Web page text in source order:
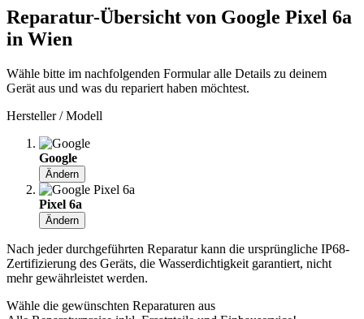
Reparatur-Übersicht von Google Pixel 6a
in Wien
Wähle bitte im nachfolgenden Formular alle Details zu deinem
Gerät aus und was du repariert haben möchtest.
Hersteller / Modell
Google
Ändern
Pixel 6a
Ändern
Nach jeder durchgeführten Reparatur kann die ursprüngliche IP68-
Zertifizierung des Geräts, die Wasserdichtigkeit garantiert, nicht
mehr gewährleistet werden.
Wähle die gewünschten Reparaturen aus